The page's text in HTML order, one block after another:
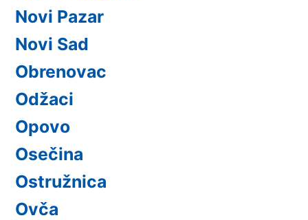
Novi Pazar
Novi Sad
Obrenovac
Odžaci
Opovo
Osečina
Ostružnica
Ovča